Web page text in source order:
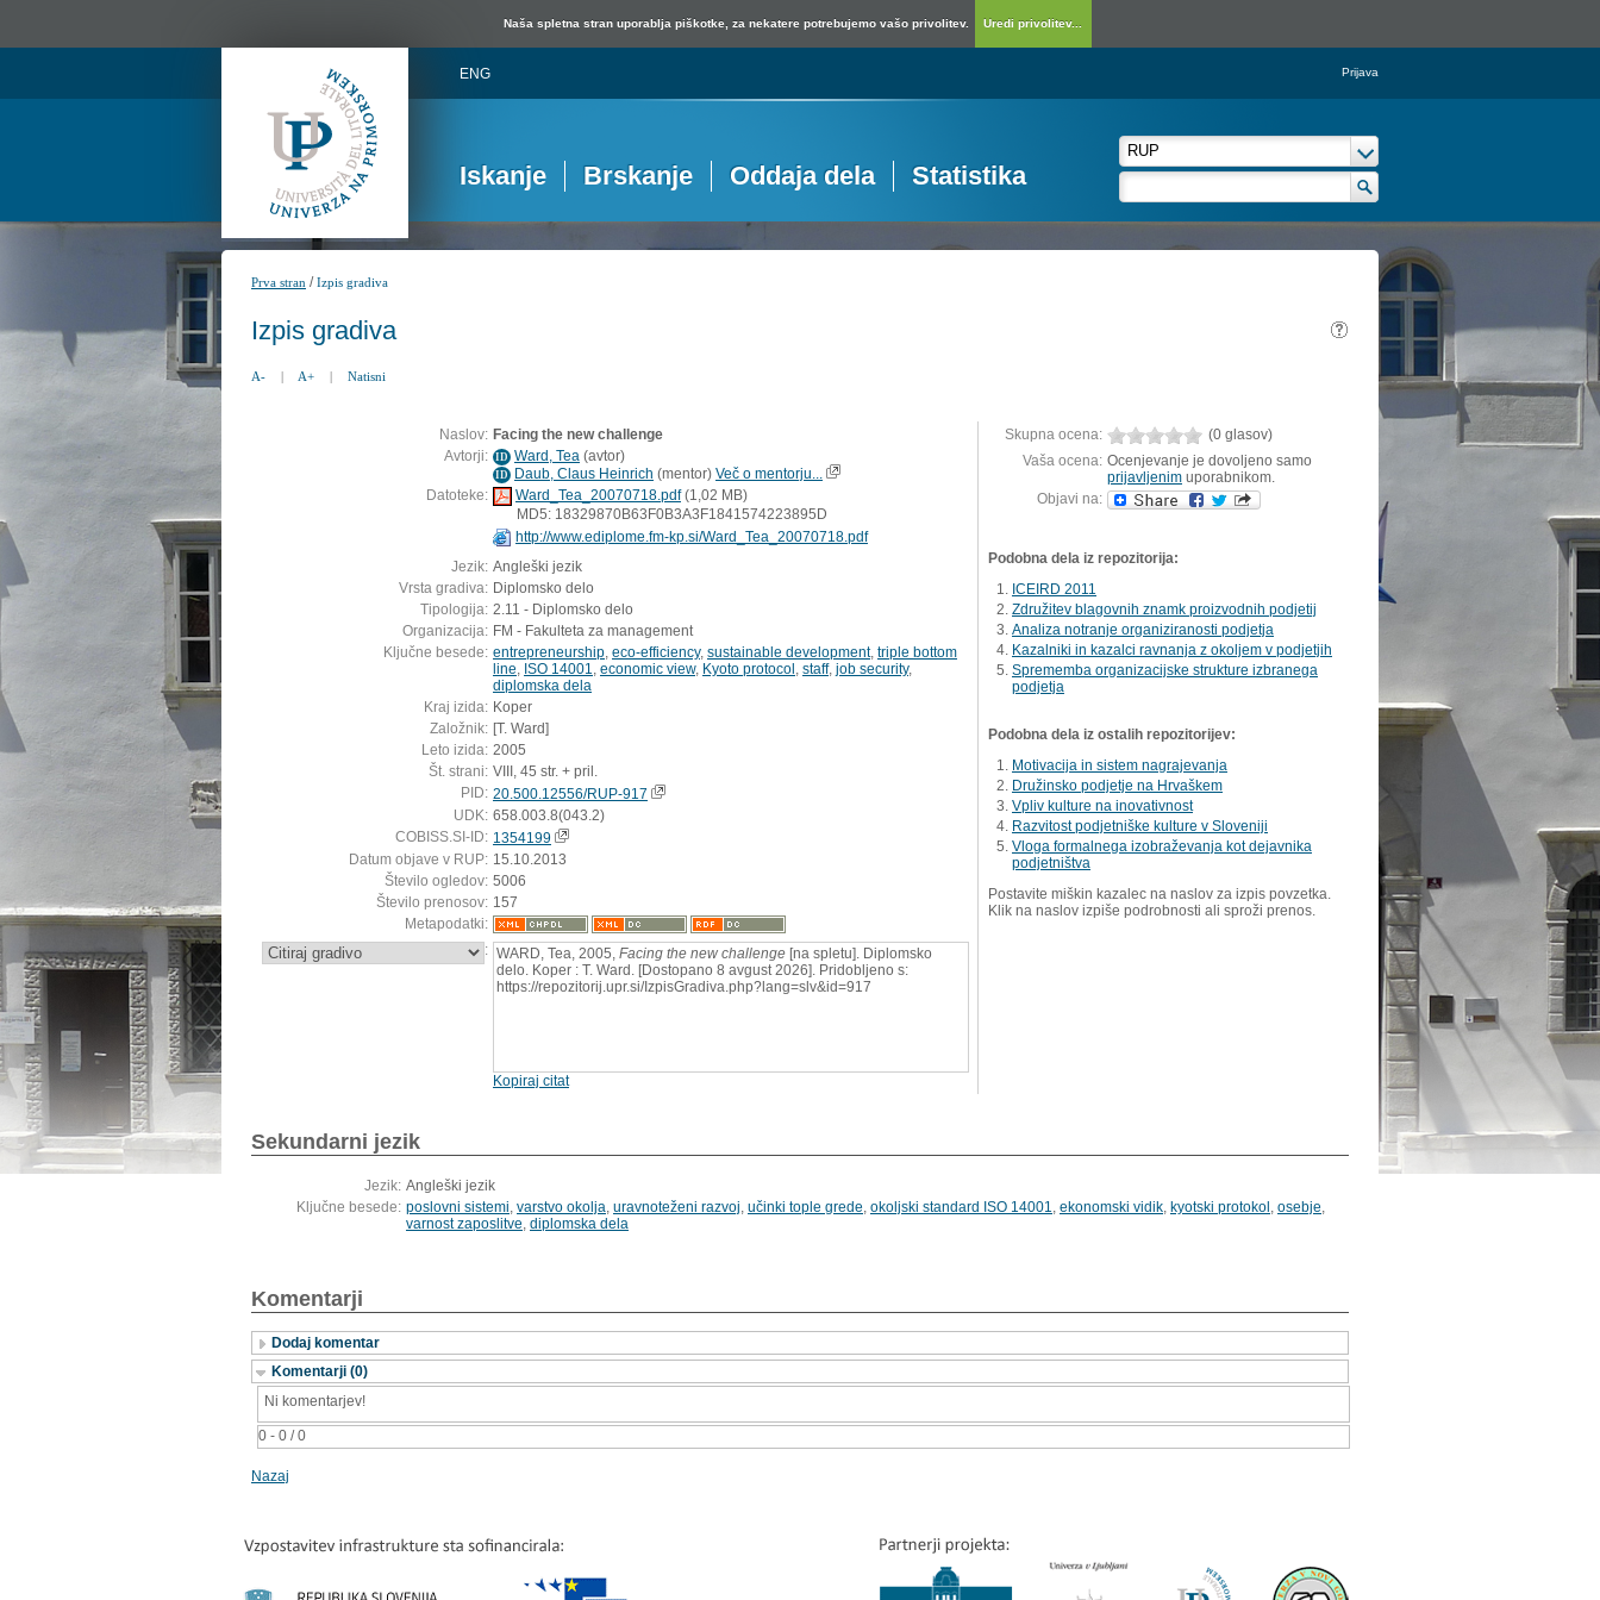
Naša spletna stran uporablja piškotke, za nekatere potrebujemo vašo privolitev. Uredi privolitev...
ENG Prijava
Iskanje Brskanje Oddaja dela Statistika
Prva stran /Izpis gradiva
Izpis gradiva
A- | A+ | Natisni
Naslov: Facing the new challenge
Avtorji: ID Ward, Tea (avtor)
ID Daub, Claus Heinrich (mentor) Več o mentorju...
Datoteke:
Ward_Tea_20070718.pdf(1,02 MB)
MD5: 18329870B63F0B3A3F1841574223895D
http://www.ediplome.fm-kp.si/Ward_Tea_20070718.pdf
Jezik: Angleški jezik
Vrsta gradiva: Diplomsko delo
Tipologija: 2.11 - Diplomsko delo
Organizacija: FM - Fakulteta za management
Ključne besede: entrepreneurship eco-efficiency, sustainable development, triple bottom
line ISO 14001 economic view, Kyoto protocol staff, job security,
diplomska dela
Kraj izida: Koper
Založnik: [T. Ward]
Leto izida: 2005
Št. strani: VIII, 45 str. + pril.
PID: 20.500.12556/RUP-917
UDK: 658.003.8(043.2)
COBISS.SI-ID: 1354199
Datum objave v RUP: 15.10.2013
Število ogledov: 5006
Število prenosov: 157
Metapodatki:
: WARD, Tea, 2005, Facing the new challenge [na spletu]. Diplomsko
delo. Koper : T. Ward. [Dostopano 8 avgust 2026]. Pridobljeno s:
https://repozitorij.upr.si/IzpisGradiva.php?lang=slv&id=917
Kopiraj citat
Skupna ocena:
(0 glasov)
Vaša ocena: Ocenjevanje je dovoljeno samo
prijavljenim uporabnikom.
Objavi na:
Podobna dela iz repozitorija:
ICEIRD 2011
Združitev blagovnih znamk proizvodnih podjetij
Analiza notranje organiziranosti podjetja
Kazalniki in kazalci ravnanja z okoljem v podjetjih
Sprememba organizacijske strukture izbranega
podjetja
Podobna dela iz ostalih repozitorijev:
Motivacija in sistem nagrajevanja
Družinsko podjetje na Hrvaškem
Vpliv kulture na inovativnost
Razvitost podjetniške kulture v Sloveniji
Vloga formalnega izobraževanja kot dejavnika
podjetništva
Postavite miškin kazalec na naslov za izpis povzetka.
Klik na naslov izpiše podrobnosti ali sproži prenos.
Sekundarni jezik
Jezik: Angleški jezik
Ključne besede: poslovni sistemi, varstvo okolja, uravnoteženi razvoj, učinki tople grede, okoljski standard ISO 14001, ekonomski vidik, kyotski protokol , osebje,
varnost zaposlitve, diplomska dela
Komentarji
Dodaj komentar
Komentarji (0)
0 - 0 / 0
Ni komentarjev!
Nazaj